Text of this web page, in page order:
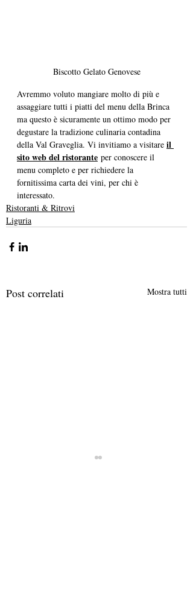
Biscotto Gelato Genovese
Avremmo voluto mangiare molto di più e
assaggiare tutti i piatti del menu della Brinca
ma questo è sicuramente un ottimo modo per
degustare la tradizione culinaria contadina
della Val Graveglia. Vi invitiamo a visitare il
sito web del ristorante per conoscere il
menu completo e per richiedere la
fornitissima carta dei vini, per chi è
interessato.
Ristoranti & Ritrovi
Liguria
Post correlati Mostra tutti